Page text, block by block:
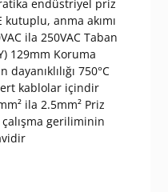
endüstriyel priz
kutuplu, anma akımı
ila 250VAC Taban
129mm Koruma
750°C
kablolar içindir
ila 2.5mm² Priz
çalışma geriliminin